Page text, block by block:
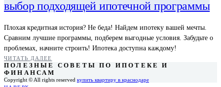
выбор подходящей ипотечной программы
Плохая кредитная история? Не беда! Найдем ипотеку вашей мечты.
Сравним лучшие программы, подберем выгодные условия. Забудьте о
проблемах, начните строить! Ипотека доступна каждому!
ЧИТАТЬ ДАЛЕЕ
ПОЛЕЗНЫЕ СОВЕТЫ ПО ИПОТЕКЕ И
ФИНАНСАМ
Copyright © All rights reserved купить квартиру в краснодаре